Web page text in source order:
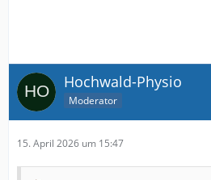
Hochwald-Physio
Moderator
15. April 2026 um 15:47